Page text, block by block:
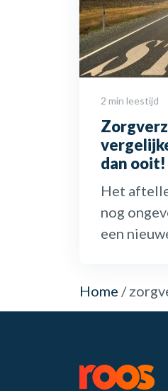
2 min leestijd
dan ooit!
Het
nog
een
Home /